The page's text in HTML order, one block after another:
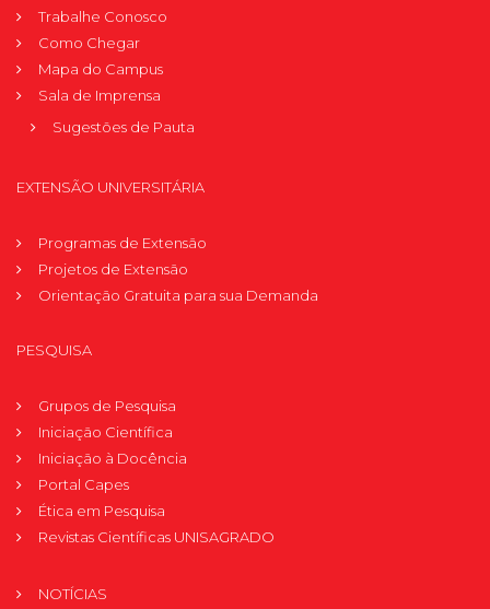
Trabalhe Conosco
Como Chegar
Mapa do Campus
Sala de Imprensa
Sugestões de Pauta
EXTENSÃO UNIVERSITÁRIA
Programas de Extensão
Projetos de Extensão
Orientação Gratuita para sua Demanda
PESQUISA
Grupos de Pesquisa
Iniciação Científica
Iniciação à Docência
Portal Capes
Ética em Pesquisa
Revistas Científicas UNISAGRADO
NOTÍCIAS